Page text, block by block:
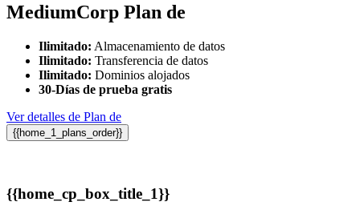
MediumCorp Plan de
Ilimitado: Almacenamiento de datos
Ilimitado: Transferencia de datos
Ilimitado: Dominios alojados
30-Días de prueba gratis
Ver detalles de Plan de
{{home_1_plans_order}}
{{home_cp_box_title_1}}